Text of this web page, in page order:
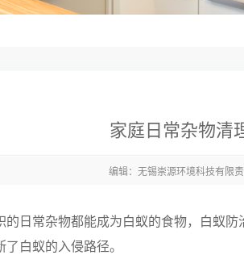
家庭日常杂物清
编辑：无锡崇源环境科技有限
的日常杂物都能成为白蚁的食物，白蚁
了白蚁的入侵路径。